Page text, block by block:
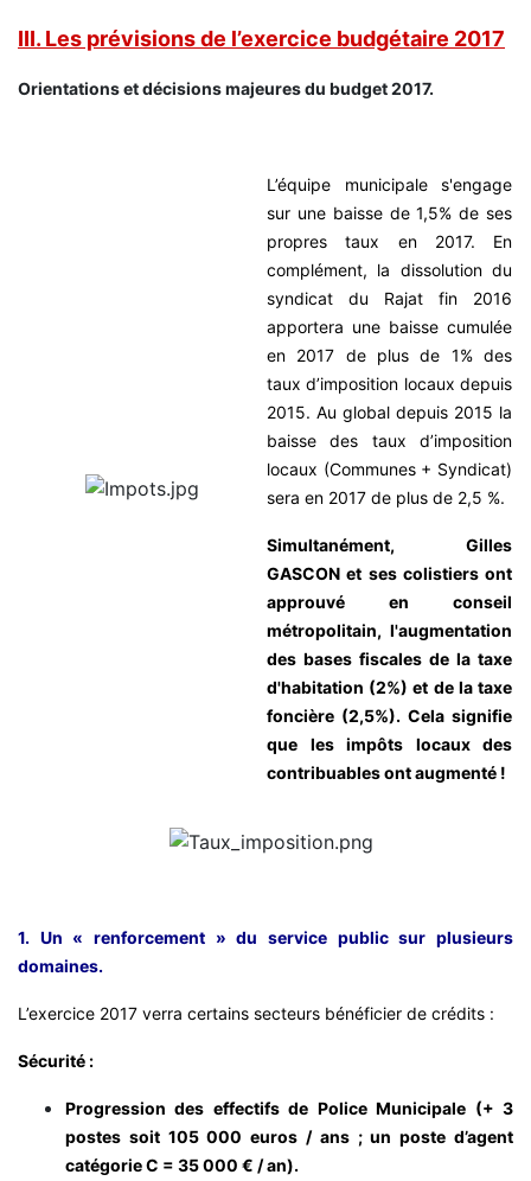
III. Les prévisions de l’exercice budgétaire 2017
Orientations et décisions majeures du budget 2017.
L’équipe municipale s'engage
sur une baisse de 1,5% de ses
propres taux en 2017. En
complément, la dissolution du
syndicat du Rajat fin 2016
apportera une baisse cumulée
en 2017 de plus de 1% des
taux d’imposition locaux depuis
2015. Au global depuis 2015 la
baisse des taux d’imposition
locaux (Communes + Syndicat)
sera en 2017 de plus de 2,5 %.
Simultanément, Gilles
GASCON et ses colistiers ont
approuvé en conseil
métropolitain, l'augmentation
des bases fiscales de la taxe
d'habitation (2%) et de la taxe
foncière (2,5%). Cela signifie
que les impôts locaux des
contribuables ont augmenté !
1. Un « renforcement » du service public sur plusieurs
domaines.
L’exercice 2017 verra certains secteurs bénéficier de crédits :
Sécurité :
Progression des effectifs de Police Municipale (+ 3
postes soit 105 000 euros / ans ; un poste d’agent
catégorie C = 35 000 € / an).